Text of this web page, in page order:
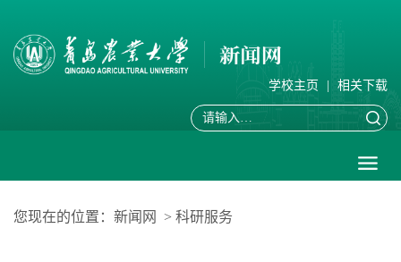
学校主页 相关下载
您现在的位置： 新闻网 > 科研服务